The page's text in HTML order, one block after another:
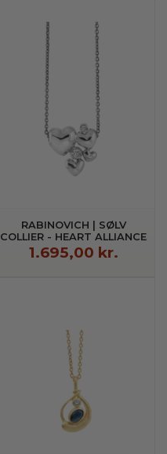
RABINOVICH | SØLV
COLLIER - HEART ALLIANCE
1.695,00 kr.